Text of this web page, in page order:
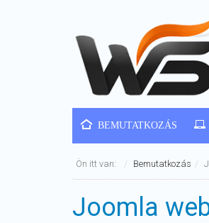
BEMUTATKOZÁS
Ön itt van: Bemutatkozás
Joomla